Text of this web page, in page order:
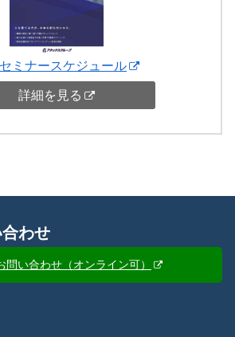
ミナースケジュール
詳細を見る
わせ
問い合わせ（オンライン可）